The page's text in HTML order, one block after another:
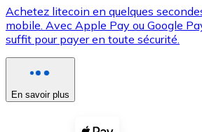
XRP
XRP
Voir toutes
Coupons crypto
Achetez litecoin en quelques
mobile. Avec Apple Pay ou Google
suffit pour payer en toute sécurité.
En savoir plus